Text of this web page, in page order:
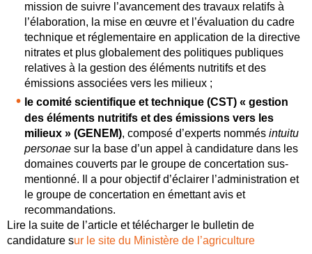
mission de suivre l’avancement des travaux relatifs à
l’élaboration, la mise en œuvre et l’évaluation du cadre
technique et réglementaire en application de la directive
nitrates et plus globalement des politiques publiques
relatives à la gestion des éléments nutritifs et des
émissions associées vers les milieux ;
le comité scientifique et technique (CST) « gestion
des éléments nutritifs et des émissions vers les
milieux » (GENEM), composé d’experts nommés intuitu
personae sur la base d’un appel à candidature dans les
domaines couverts par le groupe de concertation sus-
mentionné. Il a pour objectif d’éclairer l’administration et
le groupe de concertation en émettant avis et
recommandations.
Lire la suite de l’article et télécharger le bulletin de
candidature sur le site du Ministère de l’agriculture